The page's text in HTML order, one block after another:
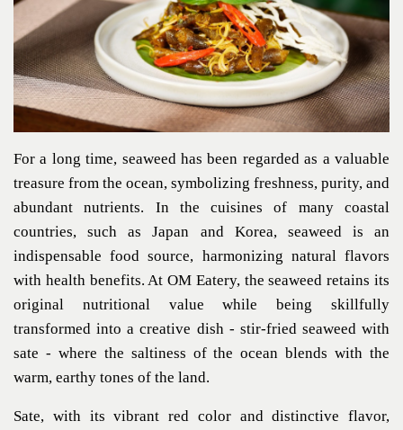
For a long time, seaweed has been regarded as a valuable
treasure from the ocean, symbolizing freshness, purity, and
abundant nutrients. In the cuisines of many coastal
countries, such as Japan and Korea, seaweed is an
indispensable food source, harmonizing natural flavors
with health benefits. At OM Eatery, the seaweed retains its
original nutritional value while being skillfully
transformed into a creative dish - stir-fried seaweed with
sate - where the saltiness of the ocean blends with the
warm, earthy tones of the land.
Sate, with its vibrant red color and distinctive flavor,